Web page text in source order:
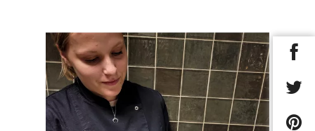
Streekwinkel
B2B